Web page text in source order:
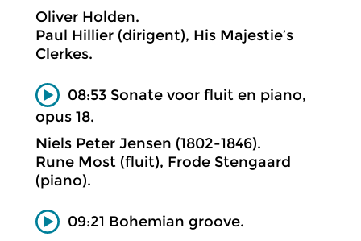
Oliver Holden.
Paul Hillier (dirigent), His Majestie’s
Clerkes.
08:53 Sonate voor fluit en piano,
opus 18.
Niels Peter Jensen (1802-1846).
Rune Most (fluit), Frode Stengaard
(piano).
09:21 Bohemian groove.